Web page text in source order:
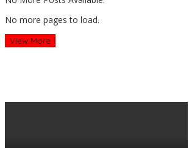
No more pages to load.
View More